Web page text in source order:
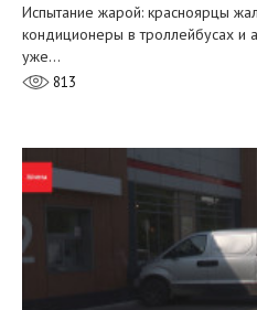
Испытание жарой: красноярцы
кондиционеры в троллейбусах и
уже…
813